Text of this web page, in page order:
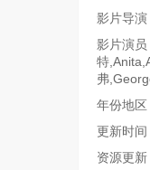
影片导演
影片演员
特
弗
年份地
更新时
资源更